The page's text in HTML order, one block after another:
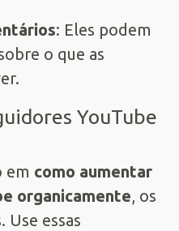
: Eles podem
o que as
YouTube
em como aumentar
organicamente, os
Use essas